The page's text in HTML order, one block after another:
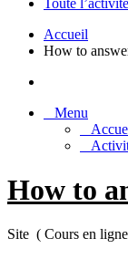
Accueil
How to
Menu
How to
Site ( Cours en